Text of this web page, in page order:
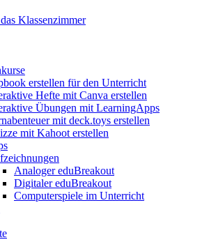
Klassenzimmer
erstellen für den Unterricht
Hefte mit Canva erstellen
Übungen mit LearningApps
mit deck.toys erstellen
mit Kahoot erstellen
Analoger eduBreakout
Digitaler eduBreakout
Computerspiele im Unterricht